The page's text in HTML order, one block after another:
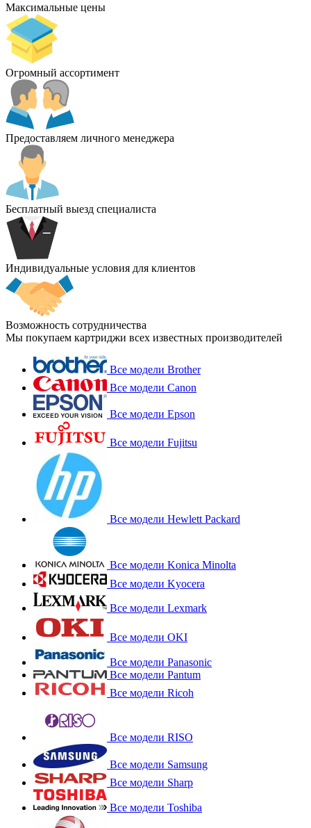
Максимальные цены
Огромный ассортимент
Предоставляем личного менеджера
Бесплатный выезд специалиста
Индивидуальные условия для клиентов
Возможность сотрудничества
Мы покупаем картриджи всех известных производителей
Все модели Brother
Все модели Canon
Все модели Epson
Все модели Fujitsu
Все модели Hewlett Packard
Все модели Konica Minolta
Все модели Kyocera
Все модели Lexmark
Все модели OKI
Все модели Panasonic
Все модели Pantum
Все модели Ricoh
Все модели RISO
Все модели Samsung
Все модели Sharp
Все модели Toshiba